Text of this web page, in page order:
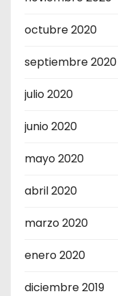
octubre 2020
septiembre 2020
julio 2020
junio 2020
mayo 2020
abril 2020
marzo 2020
enero 2020
diciembre 2019